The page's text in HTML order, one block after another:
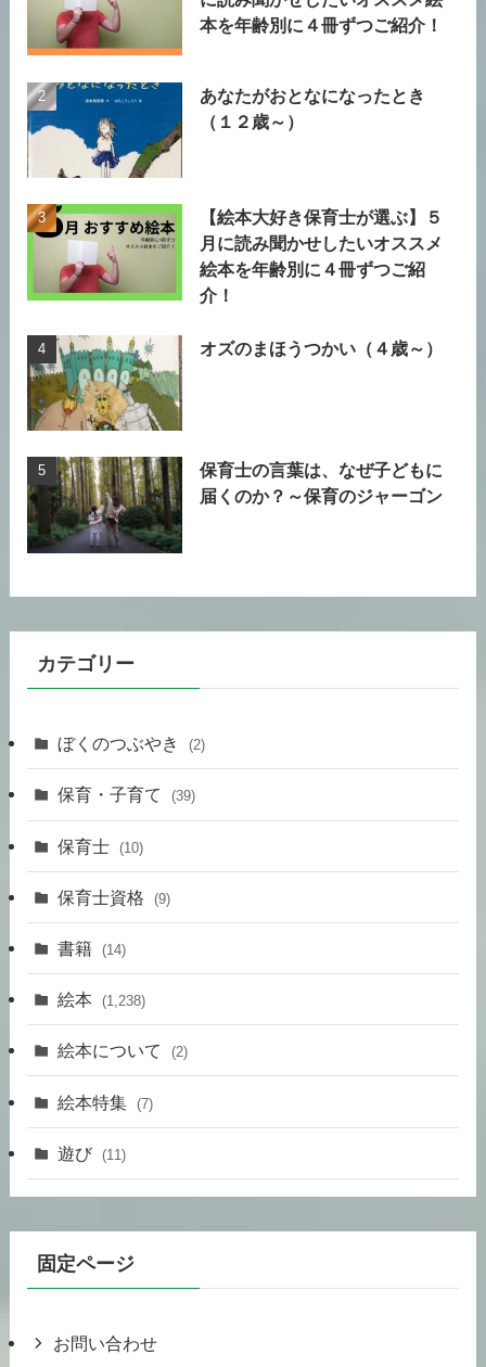
本を年齢別に４冊ずつご紹介！
あなたがおとなになったとき
（１２歳～）
【絵本大好き保育士が選ぶ】５
月に読み聞かせしたいオススメ
絵本を年齢別に４冊ずつご紹
介！
オズのまほうつかい（４歳～）
保育士の言葉は、なぜ子どもに
届くのか？～保育のジャーゴン
カテゴリー
ぼくのつぶやき (2)
保育・子育て (39)
保育士 (10)
保育士資格 (9)
書籍 (14)
絵本 (1,238)
絵本について (2)
絵本特集 (7)
遊び (11)
固定ページ
お問い合わせ